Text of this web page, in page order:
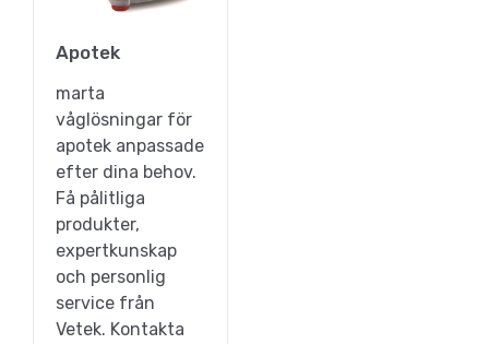
Apotek
marta
våglösningar för
apotek anpassade
efter dina behov.
Få pålitliga
produkter,
expertkunskap
och personlig
service från
Vetek. Kontakta